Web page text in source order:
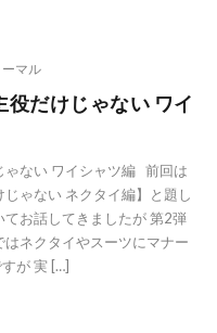
ーマル
だけじゃない ワイ
ゃない ワイシャツ編 前回は
じゃない ネクタイ編】と題し
てお話してきましたが 第2弾
ネクタイやスーツにマナー
が 実 […]